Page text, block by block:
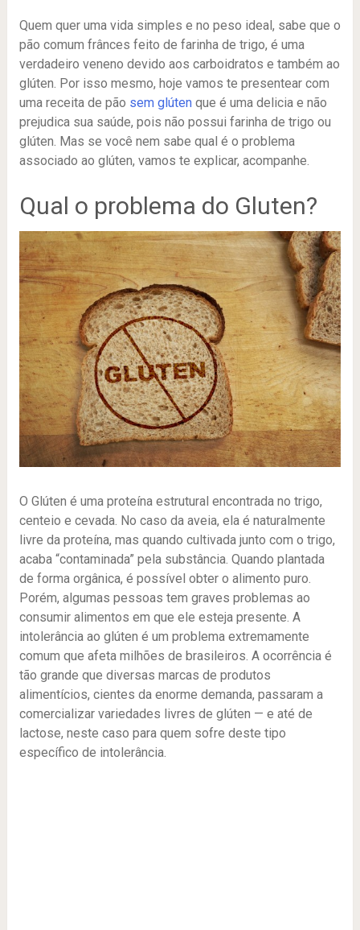
Quem quer uma vida simples e no peso ideal, sabe que o
pão comum frânces feito de farinha de trigo, é uma
verdadeiro veneno devido aos carboidratos e também ao
glúten. Por isso mesmo, hoje vamos te presentear com
uma receita de pão sem glútenque é uma delicia e não
prejudica sua saúde, pois não possui farinha de trigo ou
glúten. Mas se você nem sabe qual é o problema
associado ao glúten, vamos te explicar, acompanhe.
Qual o problema do Gluten?
O Glúten é uma proteína estrutural encontrada no trigo,
centeio e cevada. No caso da aveia, ela é naturalmente
livre da proteína, mas quando cultivada junto com o trigo,
acaba “contaminada” pela substância. Quando plantada
de forma orgânica, é possível obter o alimento puro.
Porém, algumas pessoas tem graves problemas ao
consumir alimentos em que ele esteja presente. A
intolerância ao glúten é um problema extremamente
comum que afeta milhões de brasileiros. A ocorrência é
tão grande que diversas marcas de produtos
alimentícios, cientes da enorme demanda, passaram a
comercializar variedades livres de glúten — e até de
lactose, neste caso para quem sofre deste tipo
específico de intolerância.